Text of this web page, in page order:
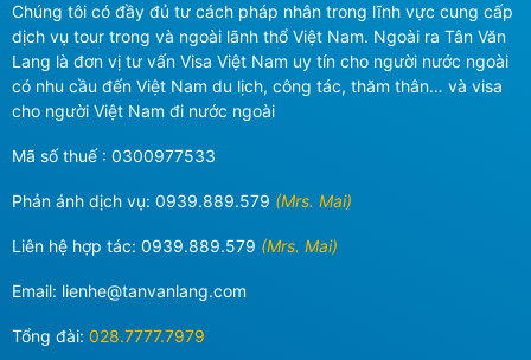
Chúng tôi có đầy đủ tư cách pháp nhân trong lĩnh vực cung cấp
dịch vụ tour trong và ngoài lãnh thổ Việt Nam. Ngoài ra Tân Văn
Lang là đơn vị tư vấn Visa Việt Nam uy tín cho người nước ngoài
có nhu cầu đến Việt Nam du lịch, công tác, thăm thân… và visa
cho người Việt Nam đi nước ngoài
Mã số thuế : 0300977533
Phản ánh dịch vụ: 0939.889.579 (Mrs. Mai)
Liên hệ hợp tác: 0939.889.579 (Mrs. Mai)
Email: lienhe@tanvanlang.com
Tổng đài: 028.7777.7979